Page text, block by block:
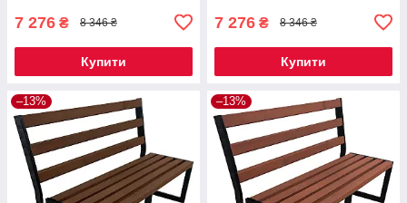
7 276 ₴ 8 346 ₴
Купити
7 276 ₴ 8 346 ₴
Купити
–13% –13%